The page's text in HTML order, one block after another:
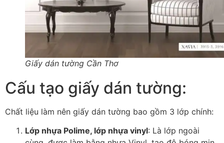
Giấy dán tường Cần Thơ
Cấu tạo giấy dán tường:
Chất liệu làm nên giấy dán tường bao gồm 3 lớp chính:
Lớp nhựa Polime, lớp nhựa vinyl: Là lớp ngoài